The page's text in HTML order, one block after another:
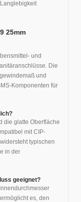
25mm
und
Die
und
Komponenten für
die glatte Oberfläche
mit CIP-
typischen
in der
geeignet?
es, den